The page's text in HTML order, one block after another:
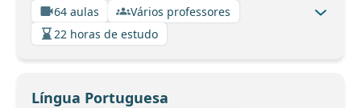
64 aulas
Vários professores
22 horas de estudo
Língua Portuguesa